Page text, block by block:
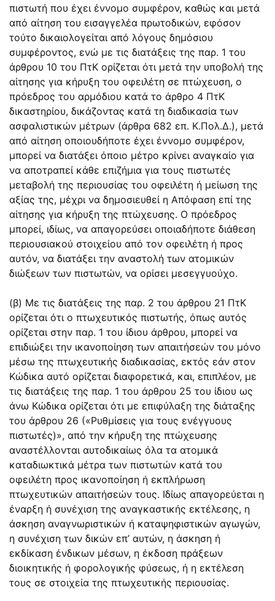
πιστωτή που έχει έννομο συμφέρον, καθώς και μετά
από αίτηση του εισαγγελέα πρωτοδικών, εφόσον
τούτο δικαιολογείται από λόγους δημόσιου
συμφέροντος, ενώ με τις διατάξεις της παρ. 1 του
άρθρου 10 του ΠτΚ ορίζεται ότι μετά την υποβολή της
αίτησης για κήρυξη του οφειλέτη σε πτώχευση, ο
πρόεδρος του αρμόδιου κατά το άρθρο 4 ΠτΚ
δικαστηρίου, δικάζοντας κατά τη διαδικασία των
ασφαλιστικών μέτρων (άρθρα 682 επ. Κ.Πολ.Δ.), μετά
από αίτηση οποιουδήποτε έχει έννομο συμφέρον,
μπορεί να διατάξει όποιο μέτρο κρίνει αναγκαίο για
να αποτραπεί κάθε επιζήμια για τους πιστωτές
μεταβολή της περιουσίας του οφειλέτη ή μείωση της
αξίας της, μέχρι να δημοσιευθεί η Απόφαση επί της
αίτησης για κήρυξη της πτώχευσης. Ο πρόεδρος
μπορεί, ιδίως, να απαγορεύσει οποιαδήποτε διάθεση
περιουσιακού στοιχείου από τον οφειλέτη ή προς
αυτόν, να διατάξει την αναστολή των ατομικών
διώξεων των πιστωτών, να ορίσει μεσεγγυούχο.
(β) Με τις διατάξεις της παρ. 2 του άρθρου 21 ΠτΚ
ορίζεται ότι ο πτωχευτικός πιστωτής, όπως αυτός
ορίζεται στην παρ. 1 του ίδιου άρθρου, μπορεί να
επιδιώξει την ικανοποίηση των απαιτήσεών του μόνο
μέσω της πτωχευτικής διαδικασίας, εκτός εάν στον
Κώδικα αυτό ορίζεται διαφορετικά, και, επιπλέον, με
τις διατάξεις της παρ. 1 του άρθρου 25 του ίδιου ως
άνω Κώδικα ορίζεται ότι με επιφύλαξη της διάταξης
του άρθρου 26 («Ρυθμίσεις για τους ενέγγυους
πιστωτές)», από την κήρυξη της πτώχευσης
αναστέλλονται αυτοδικαίως όλα τα ατομικά
καταδιωκτικά μέτρα των πιστωτών κατά του
οφειλέτη προς ικανοποίηση ή εκπλήρωση
πτωχευτικών απαιτήσεών τους. Ιδίως απαγορεύεται η
έναρξη ή συνέχιση της αναγκαστικής εκτέλεσης, η
άσκηση αναγνωριστικών ή καταψηφιστικών αγωγών,
η συνέχιση των δικών επ’ αυτών, η άσκηση ή
εκδίκαση ένδικων μέσων, η έκδοση πράξεων
διοικητικής ή φορολογικής φύσεως, ή η εκτέλεση
τους σε στοιχεία της πτωχευτικής περιουσίας.